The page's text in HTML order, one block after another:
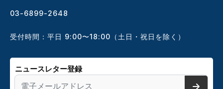
03-6899-2648
受付時間：平日 9:00〜18:00（土日・祝日を除く）
ニュースレター登録